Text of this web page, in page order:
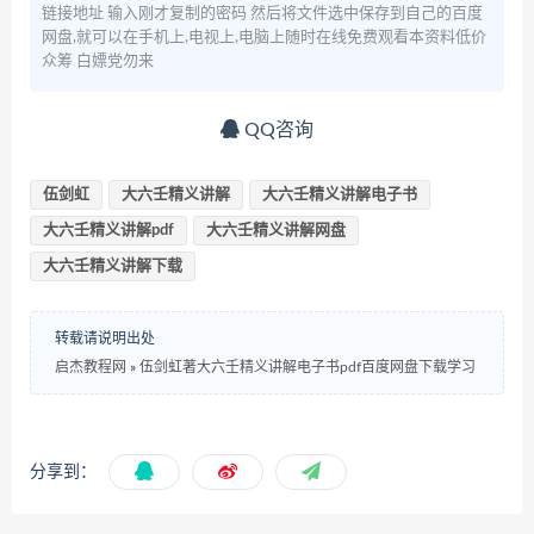
链接地址 输入刚才复制的密码 然后将文件选中保存到自己的百度
网盘,就可以在手机上,电视上,电脑上随时在线免费观看本资料低价
众筹 白嫖党勿来
QQ咨询
伍剑虹 大六壬精义讲解 大六壬精义讲解电子书
大六壬精义讲解pdf 大六壬精义讲解网盘
大六壬精义讲解下载
转载请说明出处
启杰教程网 » 伍剑虹著大六壬精义讲解电子书pdf百度网盘下载学习
分享到：